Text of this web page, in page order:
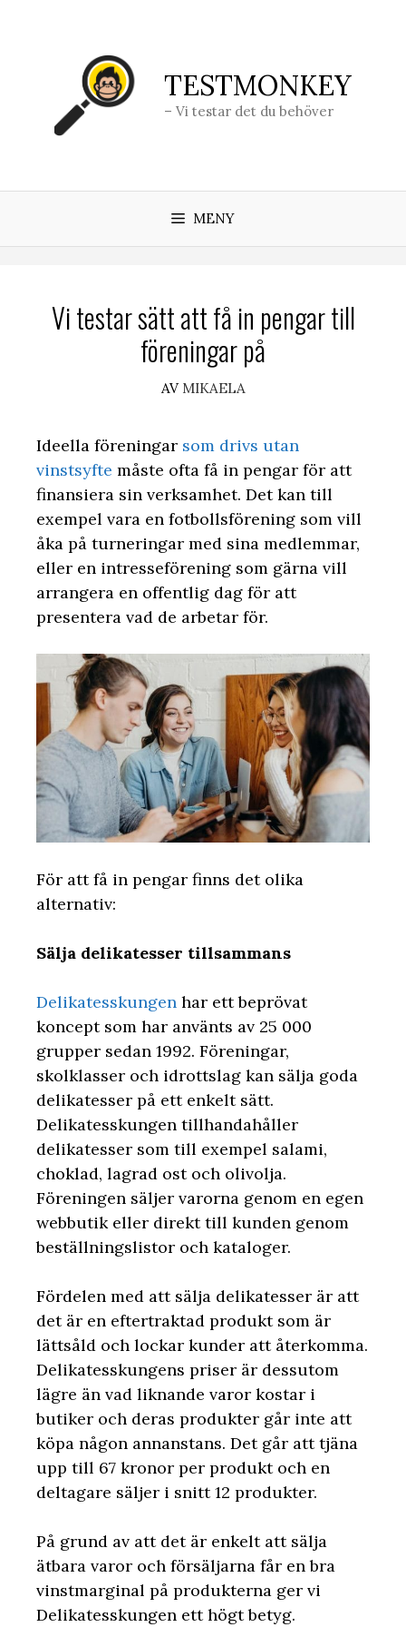
TESTMONKEY
– Vi testar det du behöver
MENY
Vi testar sätt att få in pengar till
föreningar på
AV MIKAELA
Ideella föreningar som drivs utan
vinstsyfte måste ofta få in pengar för att
finansiera sin verksamhet. Det kan till
exempel vara en fotbollsförening som vill
åka på turneringar med sina medlemmar,
eller en intresseförening som gärna vill
arrangera en offentlig dag för att
presentera vad de arbetar för.
För att få in pengar finns det olika
alternativ:
Sälja delikatesser tillsammans
Delikatesskungen har ett beprövat
koncept som har använts av 25 000
grupper sedan 1992. Föreningar,
skolklasser och idrottslag kan sälja goda
delikatesser på ett enkelt sätt.
Delikatesskungen tillhandahåller
delikatesser som till exempel salami,
choklad, lagrad ost och olivolja.
Föreningen säljer varorna genom en egen
webbutik eller direkt till kunden genom
beställningslistor och kataloger.
Fördelen med att sälja delikatesser är att
det är en eftertraktad produkt som är
lättsåld och lockar kunder att återkomma.
Delikatesskungens priser är dessutom
lägre än vad liknande varor kostar i
butiker och deras produkter går inte att
köpa någon annanstans. Det går att tjäna
upp till 67 kronor per produkt och en
deltagare säljer i snitt 12 produkter.
På grund av att det är enkelt att sälja
ätbara varor och försäljarna får en bra
vinstmarginal på produkterna ger vi
Delikatesskungen ett högt betyg.